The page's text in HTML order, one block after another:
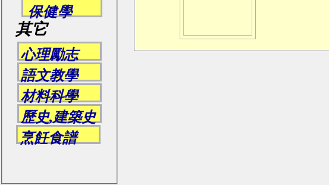
保健學
其它
心理勵志
語文教學
材料科學
歷史,建築史
烹飪食譜